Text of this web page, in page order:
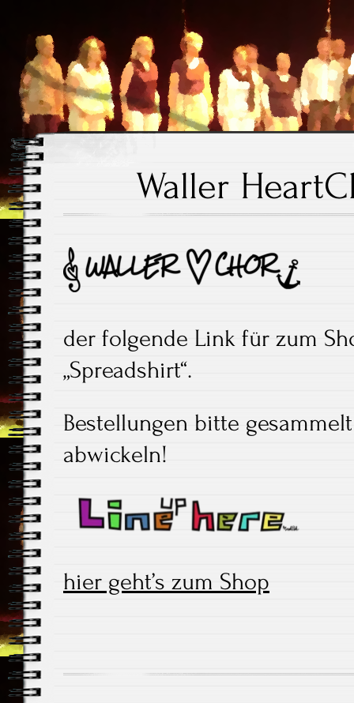
Waller
Waller
der folgende Link für zum
„Spreadshirt“.
Bestellungen bitte
abwickeln!
hier geht’s zum Shop